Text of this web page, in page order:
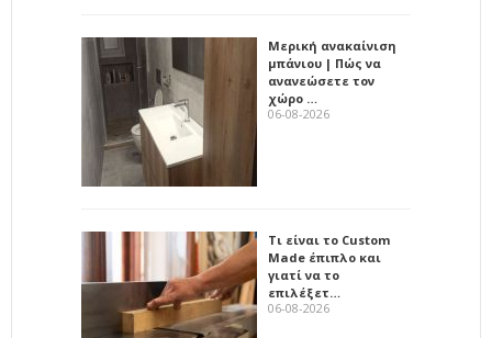
Μερική ανακαίνιση
μπάνιου | Πώς να
ανανεώσετε τον
χώρο …
06-08-2026
Τι είναι το Custom
Made έπιπλο και
γιατί να το
επιλέξετ…
06-08-2026